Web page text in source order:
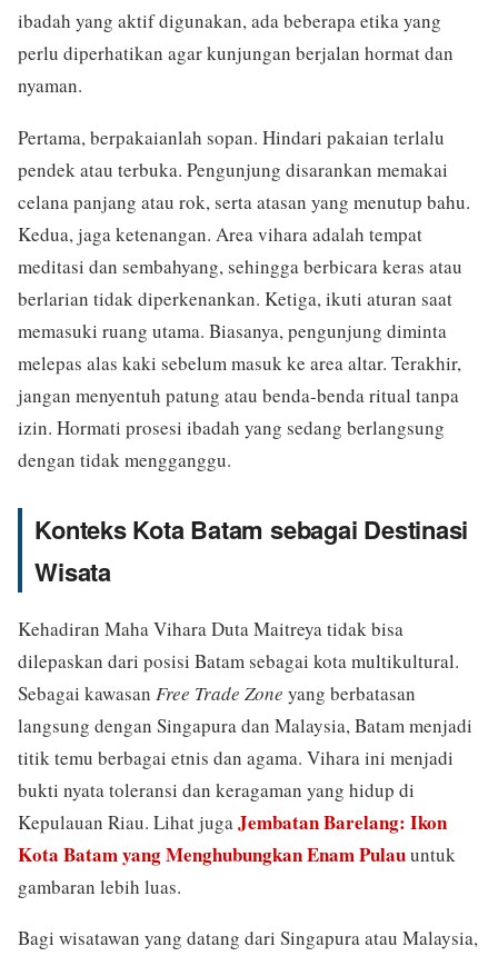
ibadah yang aktif digunakan, ada beberapa etika yang
perlu diperhatikan agar kunjungan berjalan hormat dan
nyaman.
Pertama, berpakaianlah sopan. Hindari pakaian terlalu
pendek atau terbuka. Pengunjung disarankan memakai
celana panjang atau rok, serta atasan yang menutup bahu.
Kedua, jaga ketenangan. Area vihara adalah tempat
meditasi dan sembahyang, sehingga berbicara keras atau
berlarian tidak diperkenankan. Ketiga, ikuti aturan saat
memasuki ruang utama. Biasanya, pengunjung diminta
melepas alas kaki sebelum masuk ke area altar. Terakhir,
jangan menyentuh patung atau benda-benda ritual tanpa
izin. Hormati prosesi ibadah yang sedang berlangsung
dengan tidak mengganggu.
Konteks Kota Batam sebagai Destinasi
Wisata
Kehadiran Maha Vihara Duta Maitreya tidak bisa
dilepaskan dari posisi Batam sebagai kota multikultural.
Sebagai kawasan Free Trade Zone yang berbatasan
langsung dengan Singapura dan Malaysia, Batam menjadi
titik temu berbagai etnis dan agama. Vihara ini menjadi
bukti nyata toleransi dan keragaman yang hidup di
Kepulauan Riau. Lihat jugaJembatan Barelang: Ikon
Kota Batam yang Menghubungkan Enam Pulauuntuk
gambaran lebih luas.
Bagi wisatawan yang datang dari Singapura atau Malaysia,